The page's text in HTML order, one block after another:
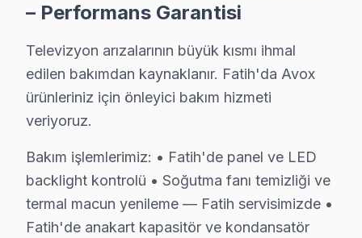
· Fatih Samsung
· Fatih LG
· Fatih Panasonic
· Fatih Toshiba
Fatih'de Avox TV Servisi Hakkında Kısa
Fatih'de Avox televizyon servis sorunuza tek
– Performans Garantisi
Televizyon arızalarının büyük kısmı ihmal
edilen bakımdan kaynaklanır. Fatih'da Avox
ürünleriniz için önleyici bakım hizmeti
veriyoruz.
Bakım işlemlerimiz: • Fatih'de panel ve LED
backlight kontrolü • Soğutma fanı temizliği ve
termal macun yenileme — Fatih servisimizde •
Fatih'de anakart kapasitör ve kondansatör